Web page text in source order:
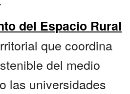
del Espacio Rural
que coordina
del medio
las universidades